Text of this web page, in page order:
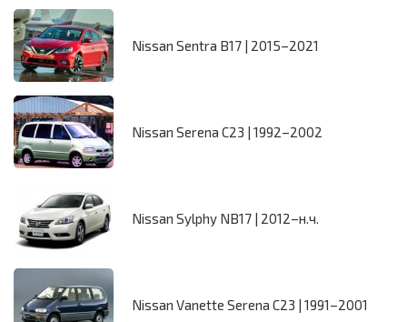
Nissan Sentra B17 | 2015–2021
Nissan Serena C23 | 1992–2002
Nissan Sylphy NB17 | 2012–н.ч.
Nissan Vanette Serena C23 | 1991–2001